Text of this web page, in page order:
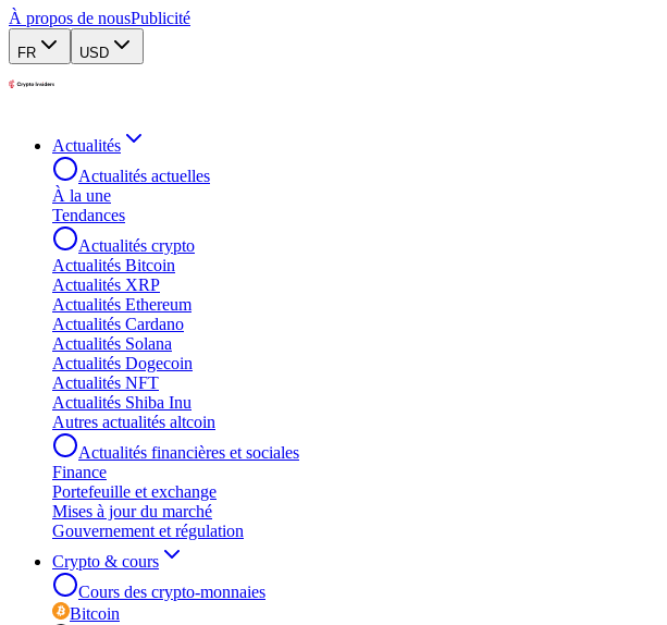
À propos de nousPublicité
FR USD
Actualités
Actualités actuelles
À la une
Tendances
Actualités crypto
Actualités Bitcoin
Actualités XRP
Actualités Ethereum
Actualités Cardano
Actualités Solana
Actualités Dogecoin
Actualités NFT
Actualités Shiba Inu
Autres actualités altcoin
Actualités financières et sociales
Finance
Portefeuille et exchange
Mises à jour du marché
Gouvernement et régulation
Crypto & cours
Cours des crypto-monnaies
Bitcoin